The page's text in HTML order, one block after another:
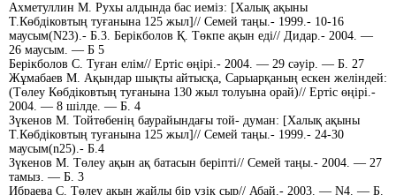
Ахметуллин М. Рухы алдында бас иеміз: [Халық ақыны
Т.Көбдіковтың туғанына 125 жыл]// Семей таңы.- 1999.- 10-16
маусым(N23).- Б.3. Берікболов Қ. Төкпе ақын еді// Дидар.- 2004. —
26 маусым. — Б 5
Берікболов С. Туған елім// Ертіс өңірі.- 2004. — 29 сәуір. — Б. 27
Жұмабаев М. Ақындар шықты айтысқа, Сарыарқаның ескен желіндей:
(Төлеу Көбдіковтың туғанына 130 жыл толуына орай)// Ертіс өңірі.-
2004. — 8 шілде. — Б. 4
Зүкенов М. Тойтөбенің баурайындағы той- думан: [Халық ақыны
Т.Көбдіковтың туғанына 125 жыл]// Семей таңы.- 1999.- 24-30
маусым(n25).- Б.4
Зүкенов М. Төлеу ақын ақ батасын беріпті// Семей таңы.- 2004. — 27
тамыз. — Б. 3
Ибраева С. Төлеу ақын жайлы бір үзік сыр// Абай.- 2003. — N4. — Б.